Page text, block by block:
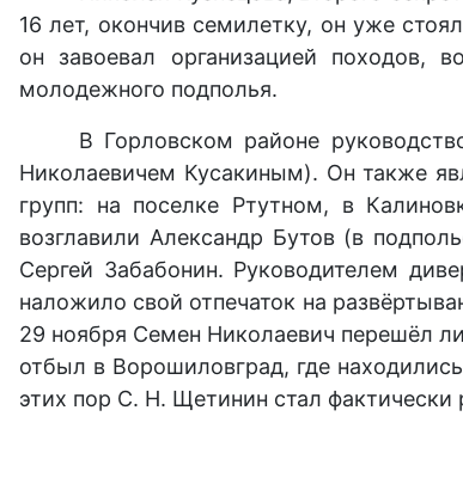
16 лет, окончив семилетку, он уже
он завоевал организацией походов,
молодежного подполья.
В Горловском районе
Николаевичем Кусакиным). Он также
групп: на поселке Ртутном, в
возглавили Александр Бутов (в
Сергей Забабонин. Руководителем
наложило свой отпечаток на
29 ноября Семен Николаевич перешёл
отбыл в Ворошиловград, где
этих пор С. Н. Щетинин стал фактически